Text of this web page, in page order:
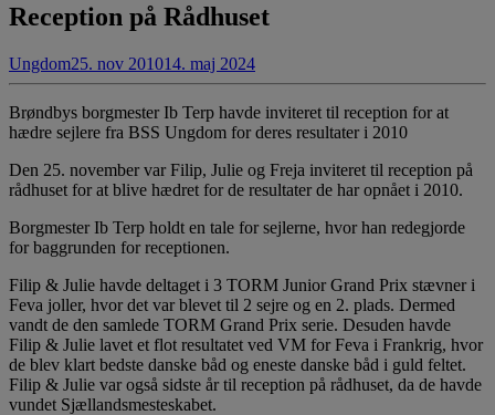
Reception på Rådhuset
Ungdom25. nov 201014. maj 2024
Brøndbys borgmester Ib Terp havde inviteret til reception for at
hædre sejlere fra BSS Ungdom for deres resultater i 2010
Den 25. november var Filip, Julie og Freja inviteret til reception på
rådhuset for at blive hædret for de resultater de har opnået i 2010.
Borgmester Ib Terp holdt en tale for sejlerne, hvor han redegjorde
for baggrunden for receptionen.
Filip & Julie havde deltaget i 3 TORM Junior Grand Prix stævner i
Feva joller, hvor det var blevet til 2 sejre og en 2. plads. Dermed
vandt de den samlede TORM Grand Prix serie. Desuden havde
Filip & Julie lavet et flot resultatet ved VM for Feva i Frankrig, hvor
de blev klart bedste danske båd og eneste danske båd i guld feltet.
Filip & Julie var også sidste år til reception på rådhuset, da de havde
vundet Sjællandsmesteskabet.